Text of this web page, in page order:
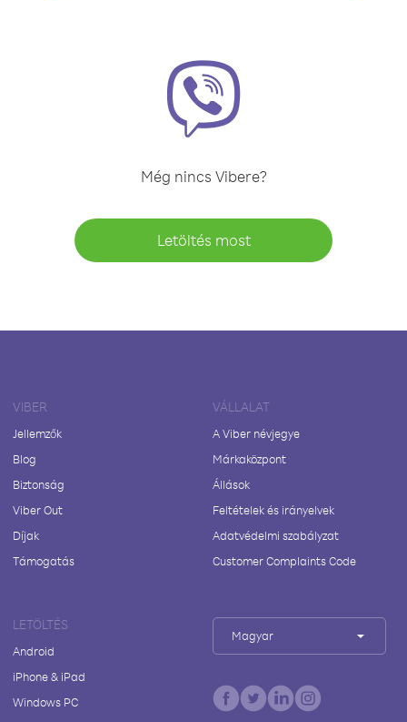
Még nincs Vibere?
Letöltés most
VIBER
Jellemzők
Blog
Biztonság
Viber Out
Díjak
Támogatás
VÁLLALAT
A Viber névjegye
Márkaközpont
Állások
Feltételek és irányelvek
Adatvédelmi szabályzat
Customer Complaints Code
LETÖLTÉS
Android
iPhone & iPad
Windows PC
Magyar